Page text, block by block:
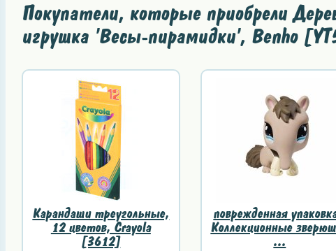
Покупатели, которые приобрели
игрушка 'Весы-пирамидки', Benho
Карандаши треугольные,
12 цветов, Crayola
[3612]
поврежденная
Коллекционные
...